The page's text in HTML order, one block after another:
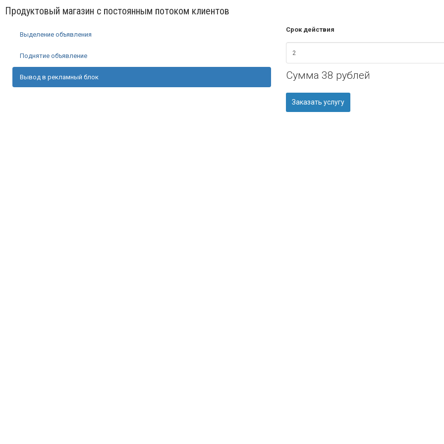
Продуктовый магазин с постоянным потоком клиентов
Выделение объявления
Поднятие объявление
Вывод в рекламный блок
Срок действия
Сумма 38 рублей